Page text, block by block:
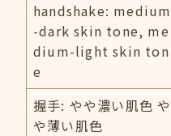
handshake: medium
-dark skin tone, me
dium-light skin ton
e
握手: やや濃い肌色 や
や薄い肌色